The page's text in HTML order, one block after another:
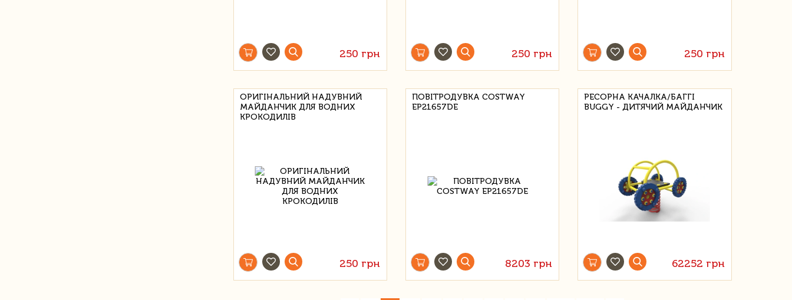
250 грн 250 грн 250 грн
ОРИГІНАЛЬНИЙ НАДУВНИЙ
МАЙДАНЧИК ДЛЯ ВОДНИХ
КРОКОДИЛІВ
250 грн
ПОВІТРОДУВКА COSTWAY
EP21657DE
8203 грн
РЕСОРНА КАЧАЛКА/БАГГІ
BUGGY - ДИТЯЧИЙ МАЙДАНЧИК
62252 грн